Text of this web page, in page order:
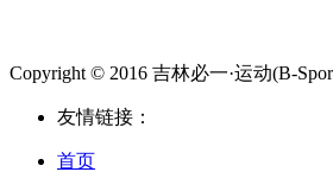
Copyright © 2016 吉林必一·运动(B-
友情链接：
首页